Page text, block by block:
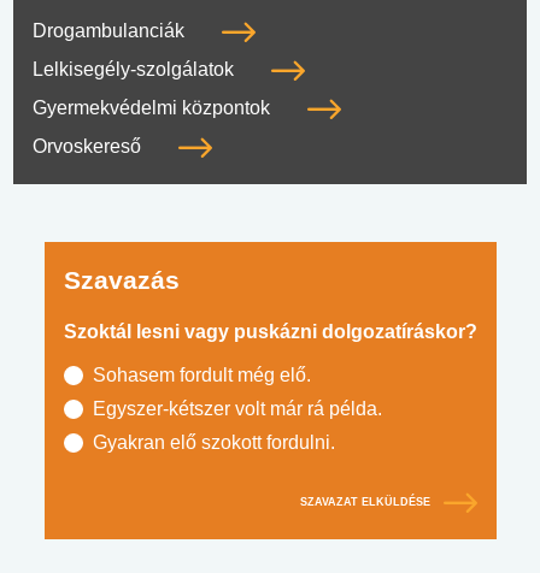
Drogambulanciák
Lelkisegély-szolgálatok
Gyermekvédelmi központok
Orvoskereső
Szavazás
Szoktál lesni vagy puskázni dolgozatíráskor?
Sohasem fordult még elő.
Egyszer-kétszer volt már rá példa.
Gyakran elő szokott fordulni.
SZAVAZAT ELKÜLDÉSE